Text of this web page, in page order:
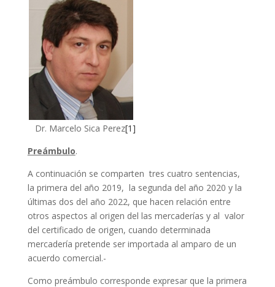
Dr. Marcelo Sica Perez[1]
Preámbulo.
A continuación se comparten tres cuatro sentencias,
la primera del año 2019, la segunda del año 2020 y la
últimas dos del año 2022, que hacen relación entre
otros aspectos al origen del las mercaderías y al valor
del certificado de origen, cuando determinada
mercadería pretende ser importada al amparo de un
acuerdo comercial.-
Como preámbulo corresponde expresar que la primera